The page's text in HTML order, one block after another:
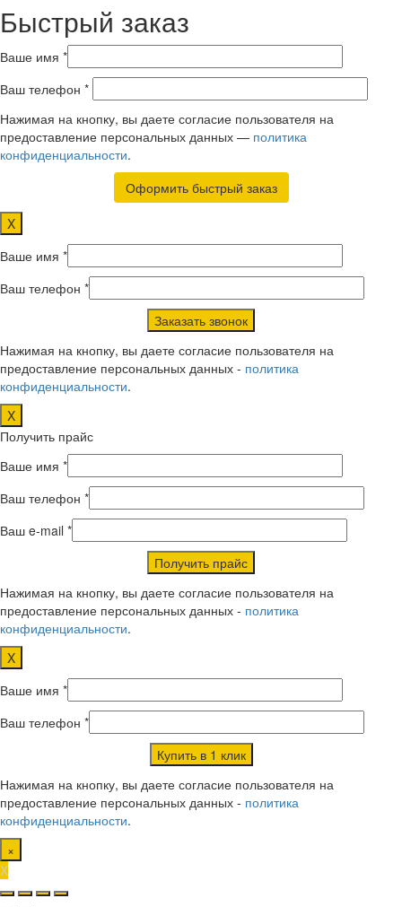
Быстрый заказ
Ваше имя *
Ваш телефон *
Нажимая на кнопку, вы даете согласие пользователя на
предоставление персональных данных — политика
конфиденциальности.
X
Ваше имя *
Ваш телефон *
Нажимая на кнопку, вы даете согласие пользователя на
предоставление персональных данных - политика
конфиденциальности.
X
Получить прайс
Ваше имя *
Ваш телефон *
Ваш e-mail *
Нажимая на кнопку, вы даете согласие пользователя на
предоставление персональных данных - политика
конфиденциальности.
X
Ваше имя *
Ваш телефон *
Нажимая на кнопку, вы даете согласие пользователя на
предоставление персональных данных - политика
конфиденциальности.
×
X